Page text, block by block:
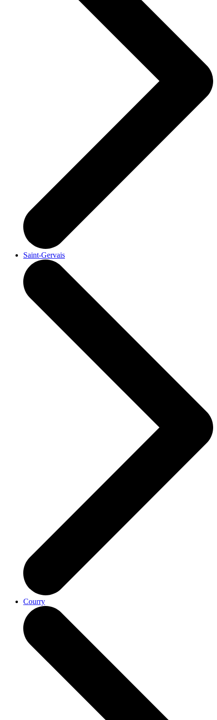
Saint-Gervais
Courry